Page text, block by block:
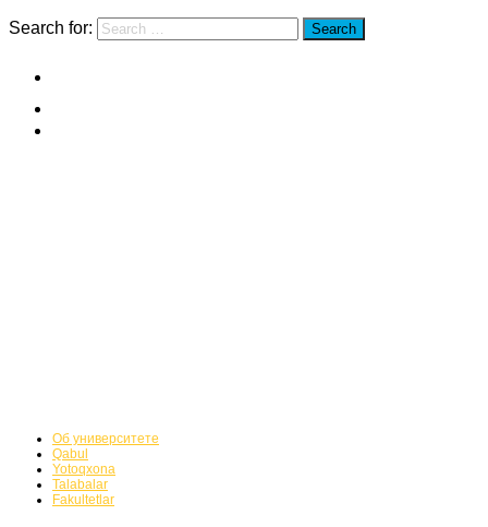
Search for: Search
Об университете
Qabul
Yotoqxona
Talabalar
Fakultetlar